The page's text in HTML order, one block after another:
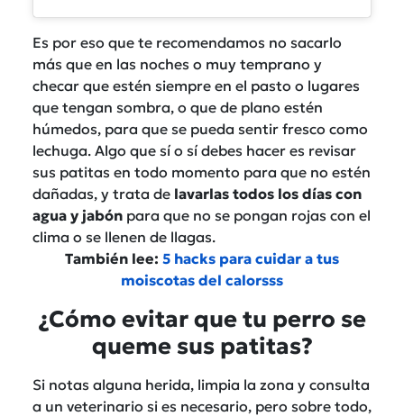
Es por eso que te recomendamos no sacarlo
más que en las noches o muy temprano y
checar que estén siempre en el pasto o lugares
que tengan sombra, o que de plano estén
húmedos, para que se pueda sentir fresco como
lechuga. Algo que sí o sí debes hacer es revisar
sus patitas en todo momento para que no estén
dañadas, y trata de lavarlas todos los días con
agua y jabón para que no se pongan rojas con el
clima o se llenen de llagas.
También lee: 5 hacks para cuidar a tus
moiscotas del calorsss
¿Cómo evitar que tu perro se
queme sus patitas?
Si notas alguna herida, limpia la zona y consulta
a un veterinario si es necesario, pero sobre todo,